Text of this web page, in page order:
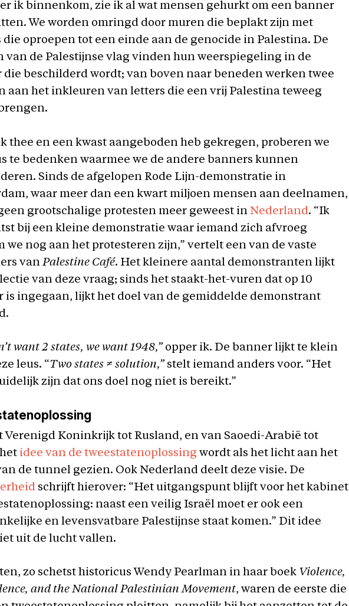
ik binnenkom, zie ik al wat mensen gehurkt om een banner
We worden omringd door muren die beplakt zijn met
die oproepen tot een einde aan de genocide in Palestina. De
van de Palestijnse vlag vinden hun weerspiegeling in de
die beschilderd wordt; van boven naar beneden werken twee
aan het inkleuren van letters die een vrij Palestina teweeg
thee en een kwast aangeboden heb gekregen, proberen we
te bedenken waarmee we de andere banners kunnen
Sinds de afgelopen Rode Lijn-demonstratie in
waar meer dan een kwart miljoen mensen aan deelnamen,
grootschalige protesten meer geweest in Nederland. “Ik
bij een kleine demonstratie waar iemand zich afvroeg
we nog aan het protesteren zijn,” vertelt een van de vaste
vanPalestine Café. Het kleinere aantal demonstranten lijkt
van deze vraag; sinds het staakt-het-vuren dat op 10
is ingegaan, lijkt het doel van de gemiddelde demonstrant
want 2 states, we want 1948,” opper ik. De banner lijkt te klein
leus. “Two states ≠ solution,” stelt iemand anders voor. “Het
zijn dat ons doel nog niet is bereikt.”
Verenigd Koninkrijk tot Rusland, en van Saoedi-Arabië tot
idee van de tweestatenoplossing wordt als het licht aan het
de tunnel gezien. Ook Nederland deelt deze visie. De
schrijft hierover: “Het uitgangspunt blijft voor het kabinet
naast een veilig Israël moet er ook een
en levensvatbare Palestijnse staat komen.” Dit idee
uit de lucht vallen.
zo schetst historicus Wendy Pearlman in haar boek Violence,
and the National Palestinian Movement, waren de eerste die